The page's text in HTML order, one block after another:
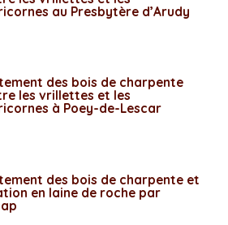
au Presbytère d’Arudy
des bois de charpente
les vrillettes et les
à Poey-de-Lescar
des bois de charpente et
en laine de roche par